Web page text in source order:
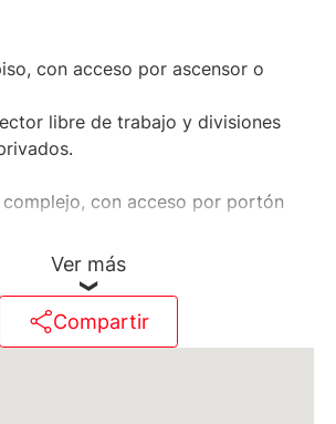
con acceso por ascensor o
libre de trabajo y divisiones
complejo, con acceso por portón
común y cocina común.
de aires acondicionados: Uno
Ver más
Compartir